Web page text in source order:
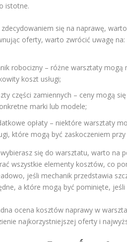
istotne.
zdecydowaniem się na naprawę,
oferty, warto zwrócić uwagę na:
robocizny – różne warsztaty
koszt usługi;
części zamiennych – ceny mogą
marki lub modele;
opłaty – niektóre warsztaty
które mogą być zaskoczeniem przy
wybierasz się do warsztatu, warto na
wszystkie elementy kosztów, co
jeśli mechanik przedstawia
a które mogą być pominięte,
ocena kosztów naprawy w
najkorzystniejszej oferty i